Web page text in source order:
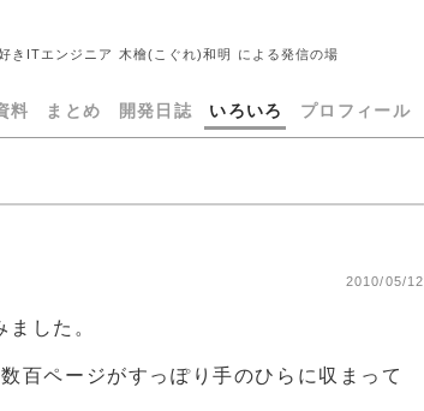
きITエンジニア 木檜(こぐれ)和明 による発信の場
料 まとめ 開発日誌 いろいろ プロフィール
2010/05/12
した。
百ページがすっぽり手のひらに収まって